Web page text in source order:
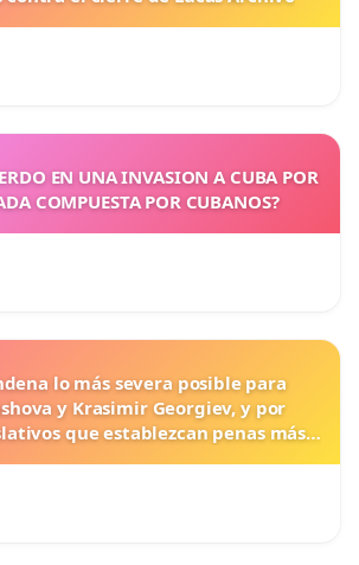
EN UNA INVASION A CUBA POR
COMPUESTA POR CUBANOS?
lo más severa posible para
y Krasimir Georgiev, y por
que establezcan penas más